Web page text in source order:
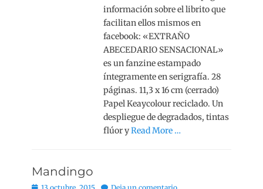
información sobre el librito que
facilitan ellos mismos en
facebook: «EXTRAÑO
ABECEDARIO SENSACIONAL»
es un fanzine estampado
íntegramente en serigrafía. 28
páginas. 11,3 x 16 cm (cerrado)
Papel Keaycolour reciclado. Un
despliegue de degradados, tintas
flúor yRead More …
Mandingo
Publicado